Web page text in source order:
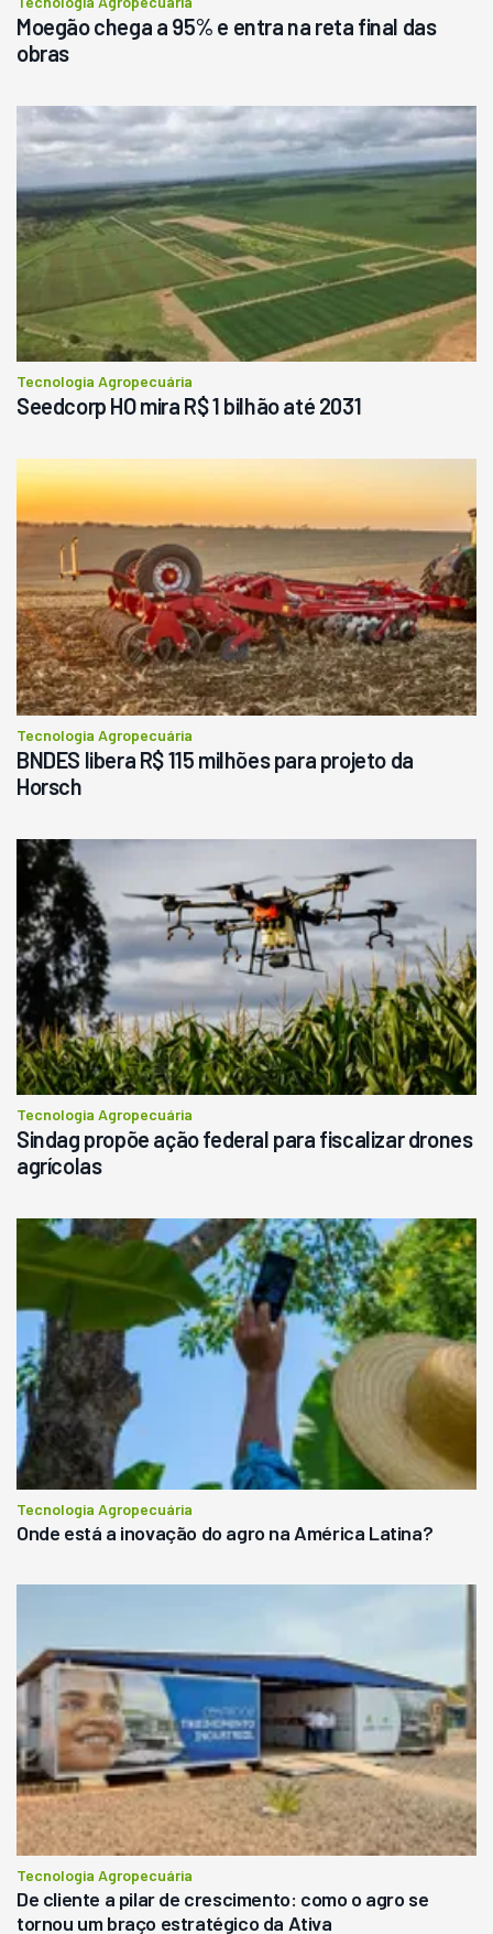
Moegão chega a 95% e entra na reta final das
obras
Tecnologia Agropecuária
Seedcorp HO mira R$ 1 bilhão até 2031
Tecnologia Agropecuária
BNDES libera R$ 115 milhões para projeto da
Horsch
Tecnologia Agropecuária
Sindag propõe ação federal para fiscalizar drones
agrícolas
Tecnologia Agropecuária
Onde está a inovação do agro na América Latina?
Tecnologia Agropecuária
De cliente a pilar de crescimento: como o agro se
tornou um braço estratégico da Ativa